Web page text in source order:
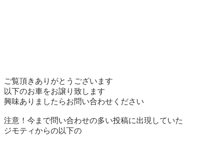
ご覧頂きありがとうございます
以下のお車をお譲り致します
興味ありましたらお問い合わせください
注意！今まで問い合わせの多い投稿に出現していた
ジモティからの以下の